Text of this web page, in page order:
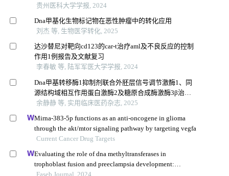
贵州医科大学学报, 2024
Dna甲基化生物标记物在恶性肿瘤中的转化应用
刘杰 等, 生物医学转化, 2025
达沙替尼对靶向cd123的car-t治疗aml及不良反应的控制
作用1例报告及文献复习
李春敏 等, 陆军军医大学学报, 2024
Dna甲基转移酶1抑制剂联合外胚层信号调节激酶1、同
源结构域相互作用蛋白激酶2及糖原合成酶激酶3β治疗
复发难治性急性髓系白血病的细胞实验研究
余静静 等, 实用临床医药杂志, 2025
Mirna-383-5p functions as an anti-oncogene in glioma
through the akt/mtor signaling pathway by targeting vegfa
Current Cancer Drug Targets
Evaluating the role of dna methyltransferases in
trophoblast fusion and preeclampsia development:
insights from methylation-regulated genes
Faseb Journal, 2024